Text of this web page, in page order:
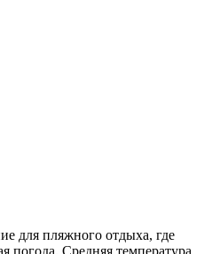
для пляжного отдыха, где